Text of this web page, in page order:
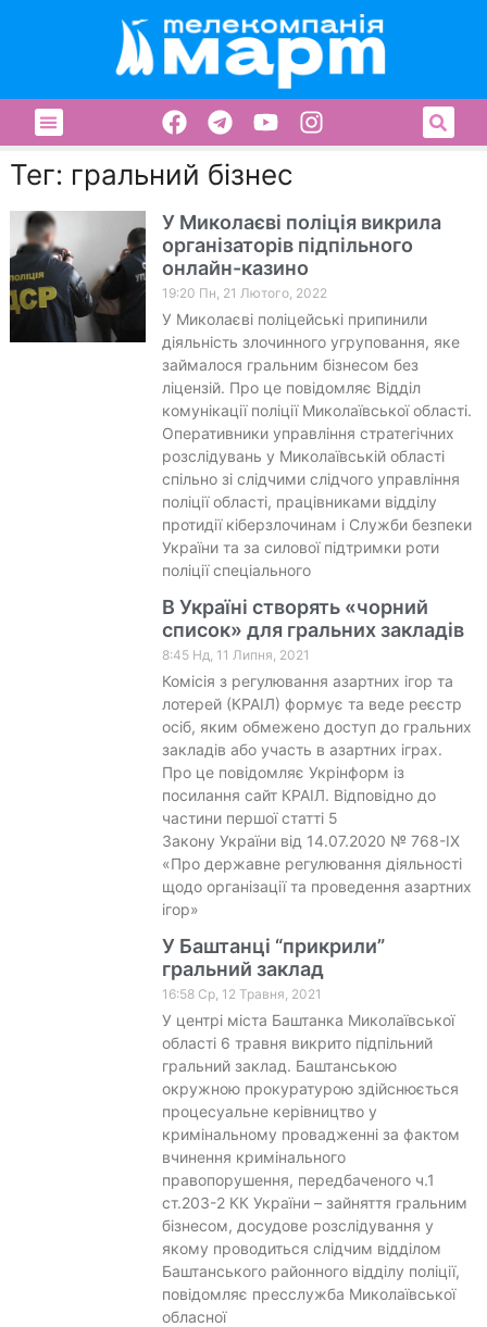
Тег: гральний бізнес
У Миколаєві поліція викрила
організаторів підпільного
онлайн-казино
19:20 Пн, 21 Лютого, 2022
У Миколаєві поліцейські припинили
діяльність злочинного угруповання, яке
займалося гральним бізнесом без
ліцензій. Про це повідомляє Відділ
комунікації поліції Миколаївської області.
Оперативники управління стратегічних
розслідувань у Миколаївській області
спільно зі слідчими слідчого управління
поліції області, працівниками відділу
протидії кіберзлочинам і Служби безпеки
України та за силової підтримки роти
поліції спеціального
В Україні створять «чорний
список» для гральних закладів
8:45 Нд, 11 Липня, 2021
Комісія з регулювання азартних ігор та
лотерей (КРАІЛ) формує та веде реєстр
осіб, яким обмежено доступ до гральних
закладів або участь в азартних іграх.
Про це повідомляє Укрінформ із
посилання сайт КРАІЛ. Відповідно до
частини першої статті 5
Закону України від 14.07.2020 № 768-IX
«Про державне регулювання діяльності
щодо організації та проведення азартних
ігор»
У Баштанці “прикрили”
гральний заклад
16:58 Ср, 12 Травня, 2021
У центрі міста Баштанка Миколаївської
області 6 травня викрито підпільний
гральний заклад. Баштанською
окружною прокуратурою здійснюється
процесуальне керівництво у
кримінальному провадженні за фактом
вчинення кримінального
правопорушення, передбаченого ч.1
ст.203-2 КК України – зайняття гральним
бізнесом, досудове розслідування у
якому проводиться слідчим відділом
Баштанського районного відділу поліції,
повідомляє пресслужба Миколаївської
обласної